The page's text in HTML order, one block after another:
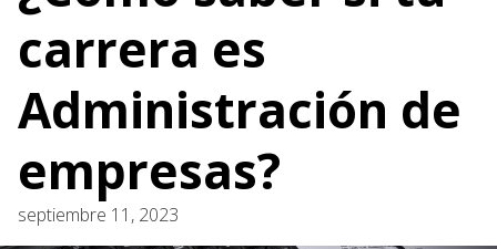
carrera es
Administración de
empresas?
septiembre 11, 2023